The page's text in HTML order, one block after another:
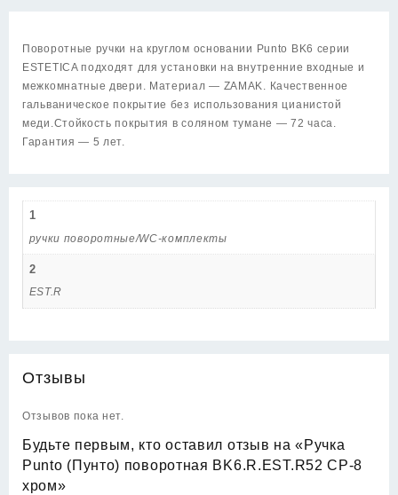
Поворотные ручки на круглом основании Punto BK6 серии
ESTETICA подходят для установки на внутренние входные и
межкомнатные двери. Материал — ZAMAK. Качественное
гальваническое покрытие без использования цианистой
меди.Стойкость покрытия в соляном тумане — 72 часа.
Гарантия — 5 лет.
1
ручки поворотные/WC-комплекты
2
EST.R
Отзывы
Отзывов пока нет.
Будьте первым, кто оставил отзыв на «Ручка
Punto (Пунто) поворотная BK6.R.EST.R52 CP-8
хром»